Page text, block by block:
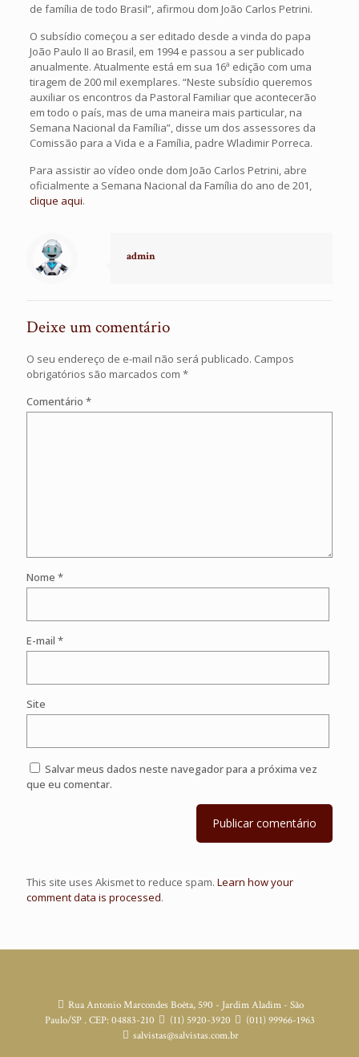
de família de todo Brasil”, afirmou dom João Carlos Petrini.
O subsídio começou a ser editado desde a vinda do papa
João Paulo II ao Brasil, em 1994 e passou a ser publicado
anualmente. Atualmente está em sua 16ª edição com uma
tiragem de 200 mil exemplares. “Neste subsídio queremos
auxiliar os encontros da Pastoral Familiar que acontecerão
em todo o país, mas de uma maneira mais particular, na
Semana Nacional da Família”, disse um dos assessores da
Comissão para a Vida e a Família, padre Wladimir Porreca.
Para assistir ao vídeo onde dom João Carlos Petrini, abre
oficialmente a Semana Nacional da Família do ano de 201,
clique aqui.
admin
Deixe um comentário
O seu endereço de e-mail não será publicado. Campos
obrigatórios são marcados com *
Comentário *
Nome *
E-mail *
Site
Salvar meus dados neste navegador para a próxima vez
que eu comentar.
This site uses Akismet to reduce spam. Learn how your
comment data is processed.
Rua Antonio Marcondes Boêta, 590 - Jardim Aladim - São
Paulo/SP . CEP: 04883-210
(11) 5920-3920
(011) 99966-1963
salvistas@salvistas.com.br